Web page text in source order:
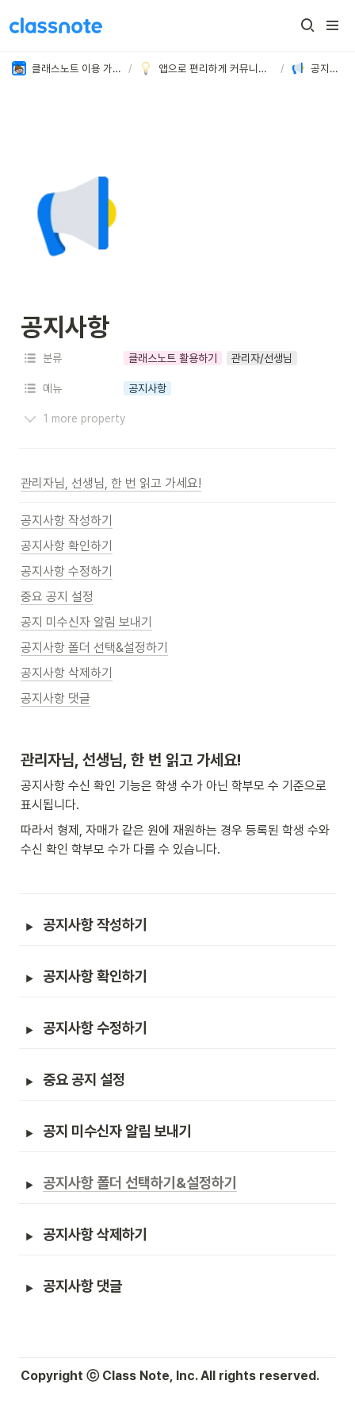
클래스노트 이용 가이드 / 앱으로 편리하게 커뮤니케이션해 보세요 / 공지사항
공지사항
분류 클래스노트 활용하기 관리자/선생님
메뉴 공지사항
1 more property
관리자님, 선생님, 한 번 읽고 가세요!
공지사항 작성하기
공지사항 확인하기
공지사항 수정하기
중요 공지 설정
공지 미수신자 알림 보내기
공지사항 폴더 선택&설정하기
공지사항 삭제하기
공지사항 댓글
관리자님, 선생님, 한 번 읽고 가세요!
공지사항 수신 확인 기능은 학생 수가 아닌 학부모 수 기준으로
표시됩니다.
따라서 형제, 자매가 같은 원에 재원하는 경우 등록된 학생 수와
수신 확인 학부모 수가 다를 수 있습니다.
공지사항 작성하기
공지사항 확인하기
공지사항 수정하기
중요 공지 설정
공지 미수신자 알림 보내기
공지사항 폴더 선택하기&설정하기
공지사항 삭제하기
공지사항 댓글
Copyright ⓒ Class Note, Inc. All rights reserved.